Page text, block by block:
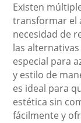
Existen
transformar el
necesidad de
las
especial para
y estilo de
es ideal para
estética sin
fácilmente y